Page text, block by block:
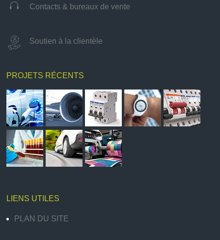
 Contacts & bureaux de vente
Soutien à la clientèle
PROJETS RÉCENTS
LIENS UTILES
PLAN DU SITE